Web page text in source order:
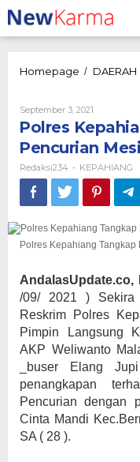
Lewati
ke
konten
Homepage / DAERAH
September 3, 2021
Redaksi234
Polres
Pencurian
Redaksi234 - KEPAHIANG
Polres Kepahiang
AndalasUpdate.co,
/09/ 2021 ) Sekira
Reskrim Polres
Pimpin Langsung
AKP Weliwanto
_buser Elang
penangkapan
Pencurian dengan
Cinta Mandi
SA ( 28 ).